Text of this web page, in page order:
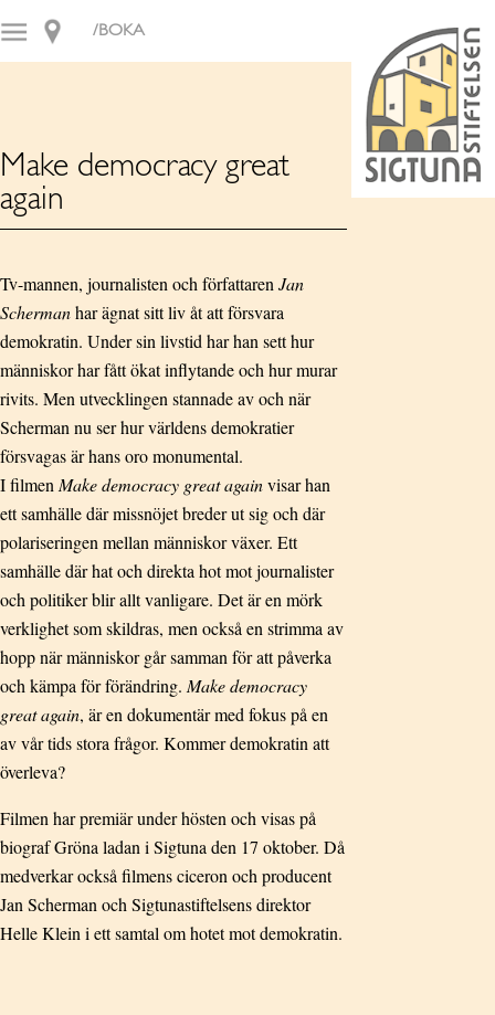
/BOKA
Make democracy great
again
Tv-mannen, journalisten och författaren Jan
Schermanhar ägnat sitt liv åt att försvara
demokratin. Under sin livstid har han sett hur
människor har fått ökat inflytande och hur murar
rivits. Men utvecklingen stannade av och när
Scherman nu ser hur världens demokratier
försvagas är hans oro monumental.
I filmen Make democracy great againvisar han
ett samhälle där missnöjet breder ut sig och där
polariseringen mellan människor växer. Ett
samhälle där hat och direkta hot mot journalister
och politiker blir allt vanligare. Det är en mörk
verklighet som skildras, men också en strimma av
hopp när människor går samman för att påverka
och kämpa för förändring. Make democracy
great again, är en dokumentär med fokus på en
av vår tids stora frågor. Kommer demokratin att
överleva?
Filmen har premiär under hösten och visas på
biograf Gröna ladan i Sigtuna den 17 oktober. Då
medverkar också filmens ciceron och producent
Jan Scherman och Sigtunastiftelsens direktor
Helle Klein i ett samtal om hotet mot demokratin.